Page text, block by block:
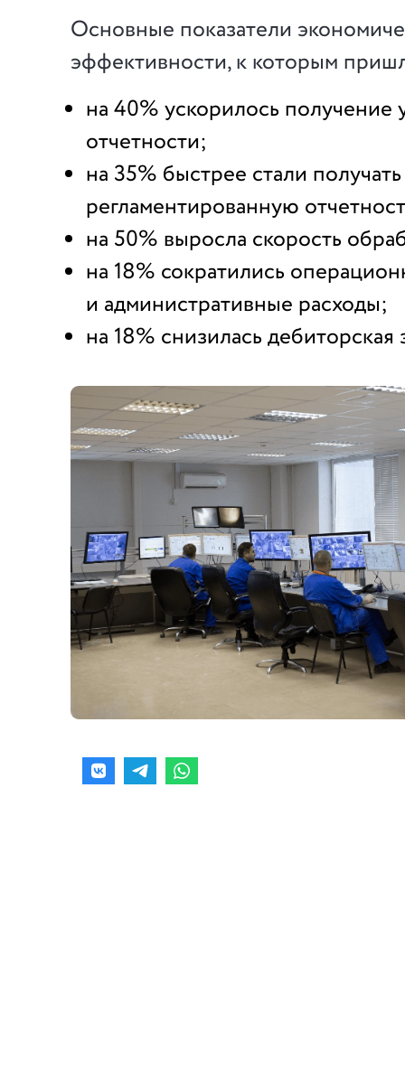
Основные показатели
эффективности, к которым
на 40% ускорилось получение
отчетности;
на 35% быстрее стали получать
регламентированную
на 50% выросла скорость
на 18% сократились
и административные расходы;
на 18% снизилась